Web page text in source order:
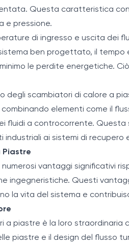
Questa caratteristica
e pressione.
di ingresso e uscita dei
ben progettato, il
le perdite energetiche.
degli scambiatori di calore a
elementi come il
fluidi a controcorrente.
industriali ai sistemi di recupero
Piastre
vantaggi significativi
ingegneristiche. Questi
la vita del sistema e
a piastre è la loro
piastre e il design del flusso